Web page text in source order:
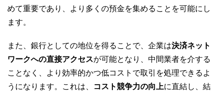
めて重要であり、より多くの預金を集めることを可能にし
ます。
また、銀行としての地位を得ることで、企業は決済ネット
ワークへの直接アクセスが可能となり、中間業者を介する
ことなく、より効率的かつ低コストで取引を処理できるよ
うになります。これは、
コスト競争力の向上に直結し、結